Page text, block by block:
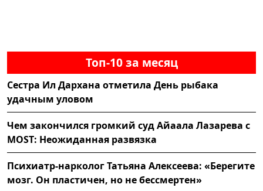
Топ-10 за месяц
Сестра Ил Дархана отметила День рыбака
удачным уловом
Чем закончился громкий суд Айаала Лазарева с
MOST: Неожиданная развязка
Психиатр-нарколог Татьяна Алексеева: «Берегите
мозг. Он пластичен, но не бессмертен»